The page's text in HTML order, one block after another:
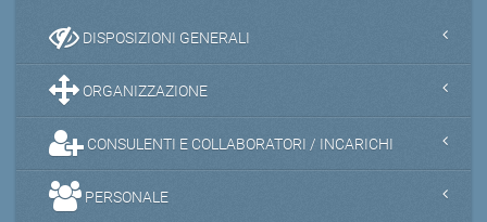
DISPOSIZIONI GENERALI
ORGANIZZAZIONE
CONSULENTI E COLLABORATORI / INCARICHI
PERSONALE